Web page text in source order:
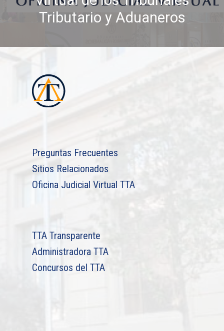
Tributario y Aduaneros
Preguntas Frecuentes
Sitios Relacionados
Oficina Judicial Virtual TTA
TTA Transparente
Administradora TTA
Concursos del TTA